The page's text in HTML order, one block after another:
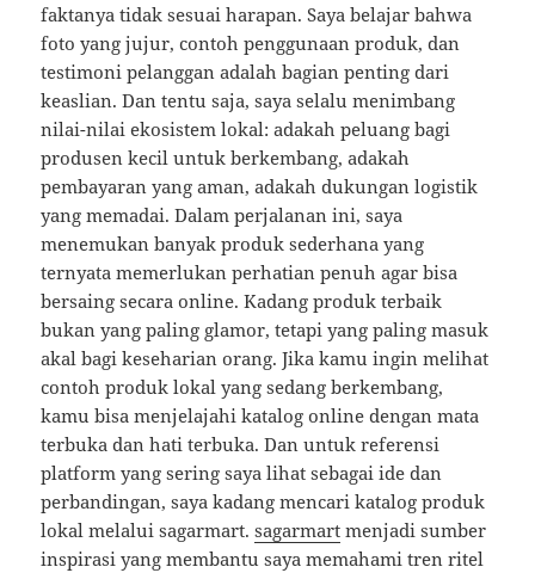
faktanya tidak sesuai harapan. Saya belajar bahwa
foto yang jujur, contoh penggunaan produk, dan
testimoni pelanggan adalah bagian penting dari
keaslian. Dan tentu saja, saya selalu menimbang
nilai-nilai ekosistem lokal: adakah peluang bagi
produsen kecil untuk berkembang, adakah
pembayaran yang aman, adakah dukungan logistik
yang memadai. Dalam perjalanan ini, saya
menemukan banyak produk sederhana yang
ternyata memerlukan perhatian penuh agar bisa
bersaing secara online. Kadang produk terbaik
bukan yang paling glamor, tetapi yang paling masuk
akal bagi keseharian orang. Jika kamu ingin melihat
contoh produk lokal yang sedang berkembang,
kamu bisa menjelajahi katalog online dengan mata
terbuka dan hati terbuka. Dan untuk referensi
platform yang sering saya lihat sebagai ide dan
perbandingan, saya kadang mencari katalog produk
lokal melalui sagarmart.sagarmart menjadi sumber
inspirasi yang membantu saya memahami tren ritel